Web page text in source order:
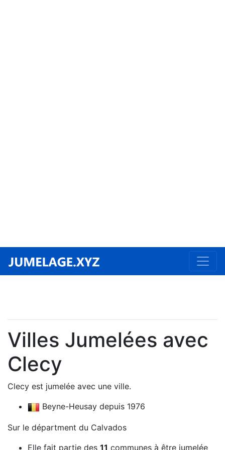
Villes Jumelées avec
Clecy
Clecy est jumelée avec une ville.
Beyne-Heusay depuis 1976
Sur le départment du Calvados
Elle fait partie des 11 communes à être jumelée